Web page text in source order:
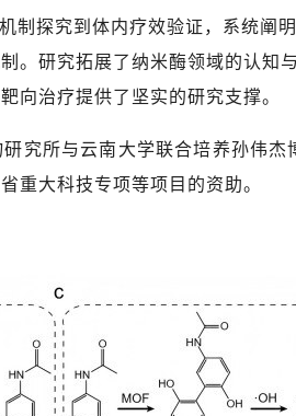
制探究到体内疗效验证，系统阐
。研究拓展了纳米酶领域的认知
向治疗提供了坚实的研究支撑。
究所与云南大学联合培养孙伟杰
重大科技专项等项目的资助。